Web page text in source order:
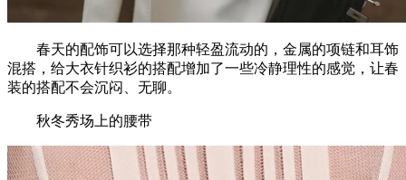
春天的配饰可以选择那种轻盈流动的，金属的项链和耳饰
混搭，给大衣针织衫的搭配增加了一些冷静理性的感觉，让春
装的搭配不会沉闷、无聊。
秋冬秀场上的腰带